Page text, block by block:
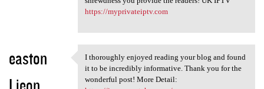
https://myprivateiptv.com
easton
I thoroughly enjoyed reading
I thoroughly enjoyed reading your blog and found
it to be incredibly informative. Thank you for the
wonderful post! More Detail: